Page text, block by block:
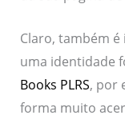
Claro, também
uma identidade
Books PLRS, por
forma muito